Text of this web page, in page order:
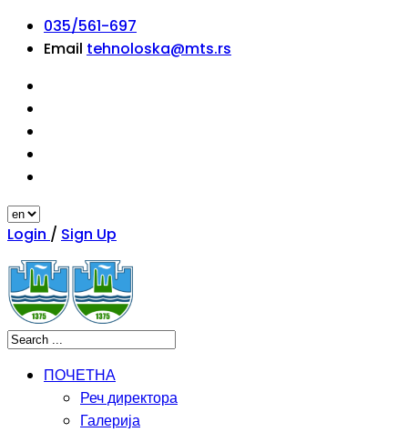
035/561-697
Email tehnoloska@mts.rs
Login / Sign Up
ПОЧЕТНА
Реч директора
Галерија